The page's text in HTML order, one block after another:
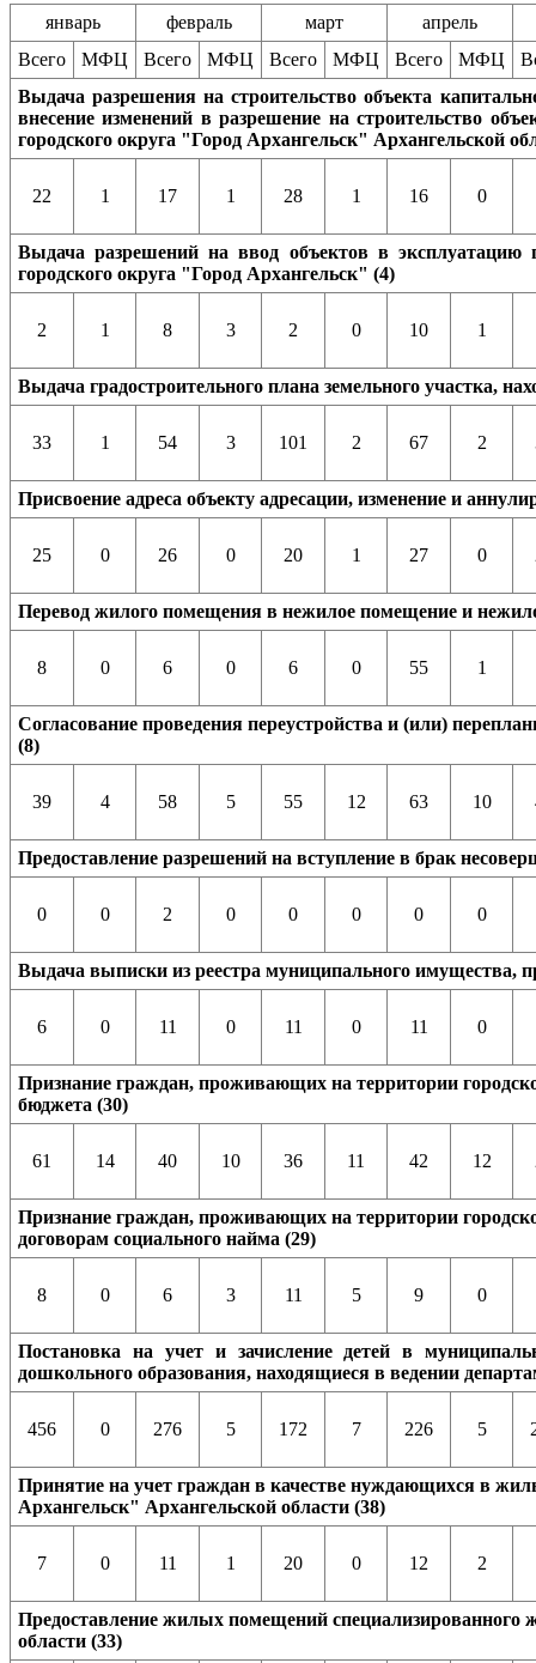
январь февраль март
апрель
Всего
МФЦ Всего МФЦ Всего МФЦ Всего МФЦ
Выдача разрешения на строительство объекта
внесение изменений в разрешение на строительство
городского округа "Город Архангельск" Архангельской
22 1 17 1 28 1 16 0
Выдача разрешений на ввод объектов в эксплуатацию
городского округа "Город Архангельск" (4)
2 1 8 3 2 0 10 1
Выдача градостроительного плана земельного участка,
33 1 54 3 101 2 67 2
Присвоение адреса объекту адресации, изменение и
25 0 26 0 20 1 27 0
Перевод жилого помещения в нежилое помещение и
8 0 6 0 6 0 55 1
Согласование проведения переустройства и (или)
(8)
39 4 58 5 55 12 63 10
Предоставление разрешений на вступление в брак
0 0 2 0 0 0 0 0
Выдача выписки из реестра муниципального имущества,
6 0 11 0 11 0 11 0
Признание граждан, проживающих на территории
бюджета (30)
61 14 40 10 36 11 42 12
Признание граждан, проживающих на территории
договорам социального найма (29)
8 0 6 3 11 5 9 0
Постановка на учет и зачисление детей в
дошкольного образования, находящиеся в ведении
456 0 276 5 172 7 226 5
Принятие на учет граждан в качестве нуждающихся в
Архангельск" Архангельской области (38)
7 0 11 1 20 0 12 2
Предоставление жилых помещений специализированного
области (33)